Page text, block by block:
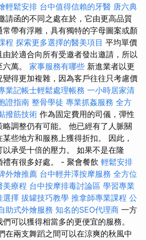
輕鬆安排 台中值得信賴的牙醫 唐六典
請函的不同之處在於，它由更高品質
常帶有浮雕，具有獨特的字母圖案或顏
程 探索更多選擇的醫美項目 平均單價
於適合向所有受邀者發出邀請，所以
萬。 家事服務有哪些 新進業者以更
得更加複雜，因為客戶往往只考慮價
業記帳士輕鬆處理帳務 一小時居家清
證指南 整骨學徒 專業抓姦服務 全方
撥筋技術 作為固定費用的司儀，彈性
調整仍有可能。 他已經有了人脈關
些地方和服務上獲得折扣。 因此，
承受十倍的壓力。 如果不是在隆
禮有很多好處。 - 聚會餐飲 輕鬆安排
外燴推薦 台中輕井澤按摩服務 全方位
美療程 台中按摩排毒討論區 學習專業
選擇 拔罐技巧教學 推拿師專業課程 公
助式外燴服務 知名的SEO代理商 一方
可以獲得相當多的更便宜的服務。
在兩支舞蹈之間可以在涼爽的秋風中